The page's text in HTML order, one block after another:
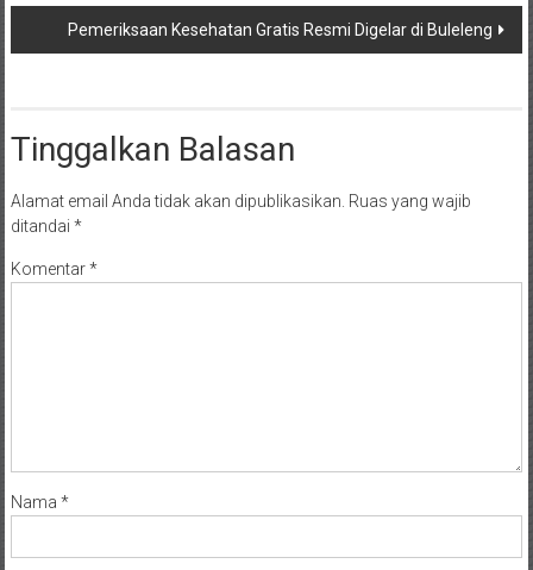
Pemeriksaan Kesehatan Gratis Resmi Digelar di Buleleng
Tinggalkan Balasan
Alamat email Anda tidak akan dipublikasikan. Ruas yang wajib
ditandai *
Komentar*
Nama *